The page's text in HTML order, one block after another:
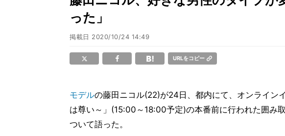
った」
掲載日 2020/10/24 14:49
URLをコピー
モデルの藤田ニコル(22)が24日、都内にて、オンライン
は尊い～」(15:00～18:00予定)の本番前に行われた囲み
ついて語った。